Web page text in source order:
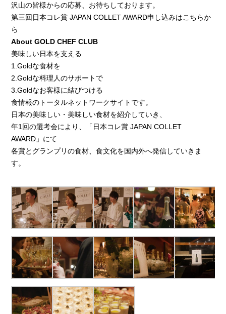
沢山の皆様からの応募、お待ちしております。
第三回日本コレ賞 JAPAN COLLET AWARD申し込みはこちらか
ら
About GOLD CHEF CLUB
美味しい日本を支える
1.Goldな食材を
2.Goldな料理人のサポートで
3.Goldなお客様に結びつける
食情報のトータルネットワークサイトです。
日本の美味しい・美味しい食材を紹介していき、
年1回の選考会により、「日本コレ賞 JAPAN COLLET
AWARD」にて
各賞とグランプリの食材、食文化を国内外へ発信していきま
す。